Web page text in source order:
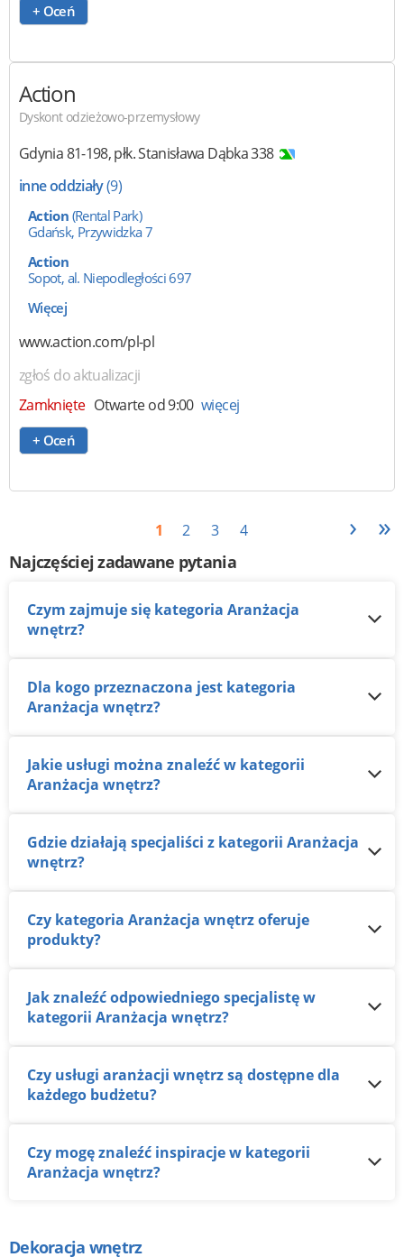
+ Oceń
Action
Dyskont odzieżowo-przemysłowy
Gdynia81-198,płk. Stanisława Dąbka 338
inne oddziały(9)
Action (Rental Park)
Gdańsk, Przywidzka 7
Action
Sopot, al. Niepodległości 697
Więcej
www.action.com/pl-pl
zgłoś do aktualizacji
Zamknięte Otwarte od 9:00 więcej
+ Oceń
1 2 3 4 › »
Najczęściej zadawane pytania
Czym zajmuje się kategoria Aranżacja
wnętrz?
Dla kogo przeznaczona jest kategoria
Aranżacja wnętrz?
Jakie usługi można znaleźć w kategorii
Aranżacja wnętrz?
Gdzie działają specjaliści z kategorii Aranżacja
wnętrz?
Czy kategoria Aranżacja wnętrz oferuje
produkty?
Jak znaleźć odpowiedniego specjalistę w
kategorii Aranżacja wnętrz?
Czy usługi aranżacji wnętrz są dostępne dla
każdego budżetu?
Czy mogę znaleźć inspiracje w kategorii
Aranżacja wnętrz?
Dekoracja wnętrz